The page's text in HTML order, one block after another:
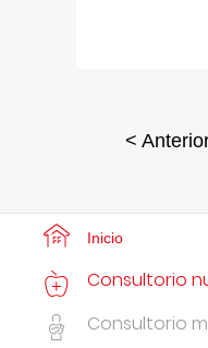
<
Inicio
Consultorio
Consultorio